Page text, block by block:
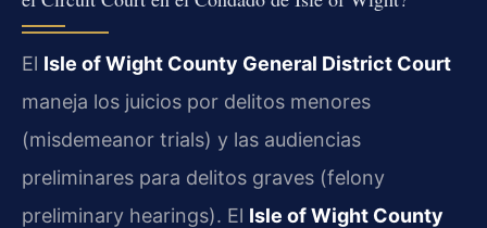
El Isle of Wight County General District Court
maneja los juicios por delitos menores
(misdemeanor trials) y las audiencias
preliminares para delitos graves (felony
preliminary hearings). El Isle of Wight County